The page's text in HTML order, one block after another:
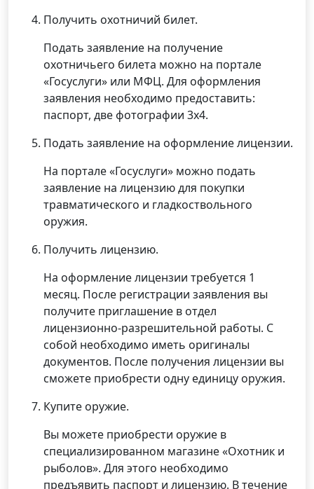
Получить охотничий билет.
Подать заявление на получение
охотничьего билета можно на портале
«Госуслуги» или МФЦ. Для оформления
заявления необходимо предоставить:
паспорт, две фотографии 3х4.
Подать заявление на оформление лицензии.
На портале «Госуслуги» можно подать
заявление на лицензию для покупки
травматического и гладкоствольного
оружия.
Получить лицензию.
На оформление лицензии требуется 1
месяц. После регистрации заявления вы
получите приглашение в отдел
лицензионно-разрешительной работы. С
собой необходимо иметь оригиналы
документов. После получения лицензии вы
сможете приобрести одну единицу оружия.
Купите оружие.
Вы можете приобрести оружие в
специализированном магазине «Охотник и
рыболов». Для этого необходимо
предъявить паспорт и лицензию. В течение